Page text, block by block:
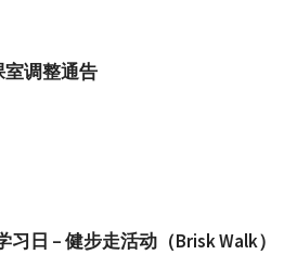
室调整通告
日 – 健步走活动（Brisk Walk）